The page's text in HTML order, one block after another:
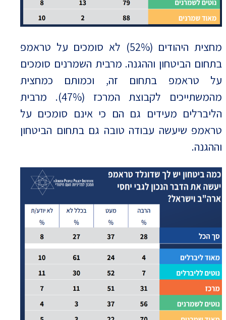
מחצית היהודים (52%) לא סומכים על טראמפ
בתחום הביטחון וההגנה. מרבית השמרנים סומכים
על טראמפ בתחום זה, וכמותם כמחצית
מהמשתייכים לקבוצת המרכז (47%). מרבית
הליברלים מעידים גם הם כי אינם סומכים על
טראמפ שיעשה עבודה טובה גם בתחום הביטחון
וההגנה.